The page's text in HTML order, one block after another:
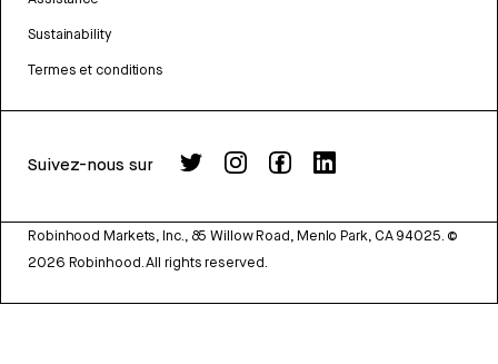
Sustainability
Termes et conditions
Suivez-nous sur
Robinhood Markets, Inc., 85 Willow Road, Menlo Park, CA 94025. ©
2026 Robinhood. All rights reserved.